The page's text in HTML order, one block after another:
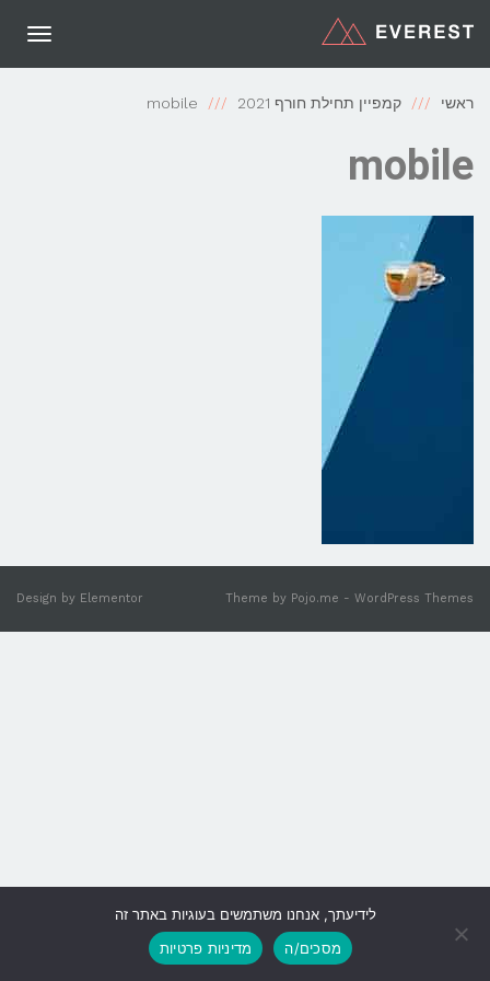
ראשי קמפיין תחילת חורף 2021 mobile
mobile
Theme by Pojo.me - WordPress Themes
Design by Elementor
גלילה
לראש
לידיעתך, אנחנו משתמשים בעוגיות באתר זה
מסכים/ה
מדיניות פרטיות